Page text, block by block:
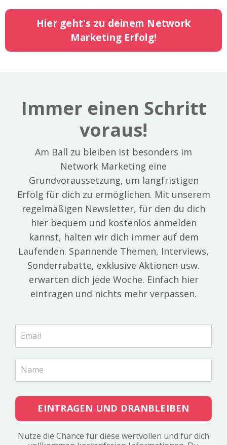
Hier geht's zu deinem Network
Marketing Erfolg!
Immer einen Schritt
voraus!
Am Ball zu bleiben ist besonders im
Network Marketing eine
Grundvoraussetzung, um langfristigen
Erfolg für dich zu ermöglichen. Mit unserem
regelmäßigen Newsletter, für den du dich
hier bequem und kostenlos anmelden
kannst, halten wir dich immer auf dem
Laufenden. Spannende Themen, Interviews,
Sonderrabatte, exklusive Aktionen usw.
erwarten dich jede Woche. Einfach hier
eintragen und nichts mehr verpassen.
EINTRAGEN UND DRANBLEIBEN
Nutze die Chance für diese wertvollen und für dich